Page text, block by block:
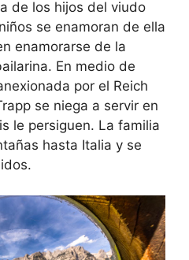
de los hijos del viudo
se enamoran de ella
enamorarse de la
En medio de
por el Reich
se niega a servir en
le persiguen. La familia
hasta Italia y se